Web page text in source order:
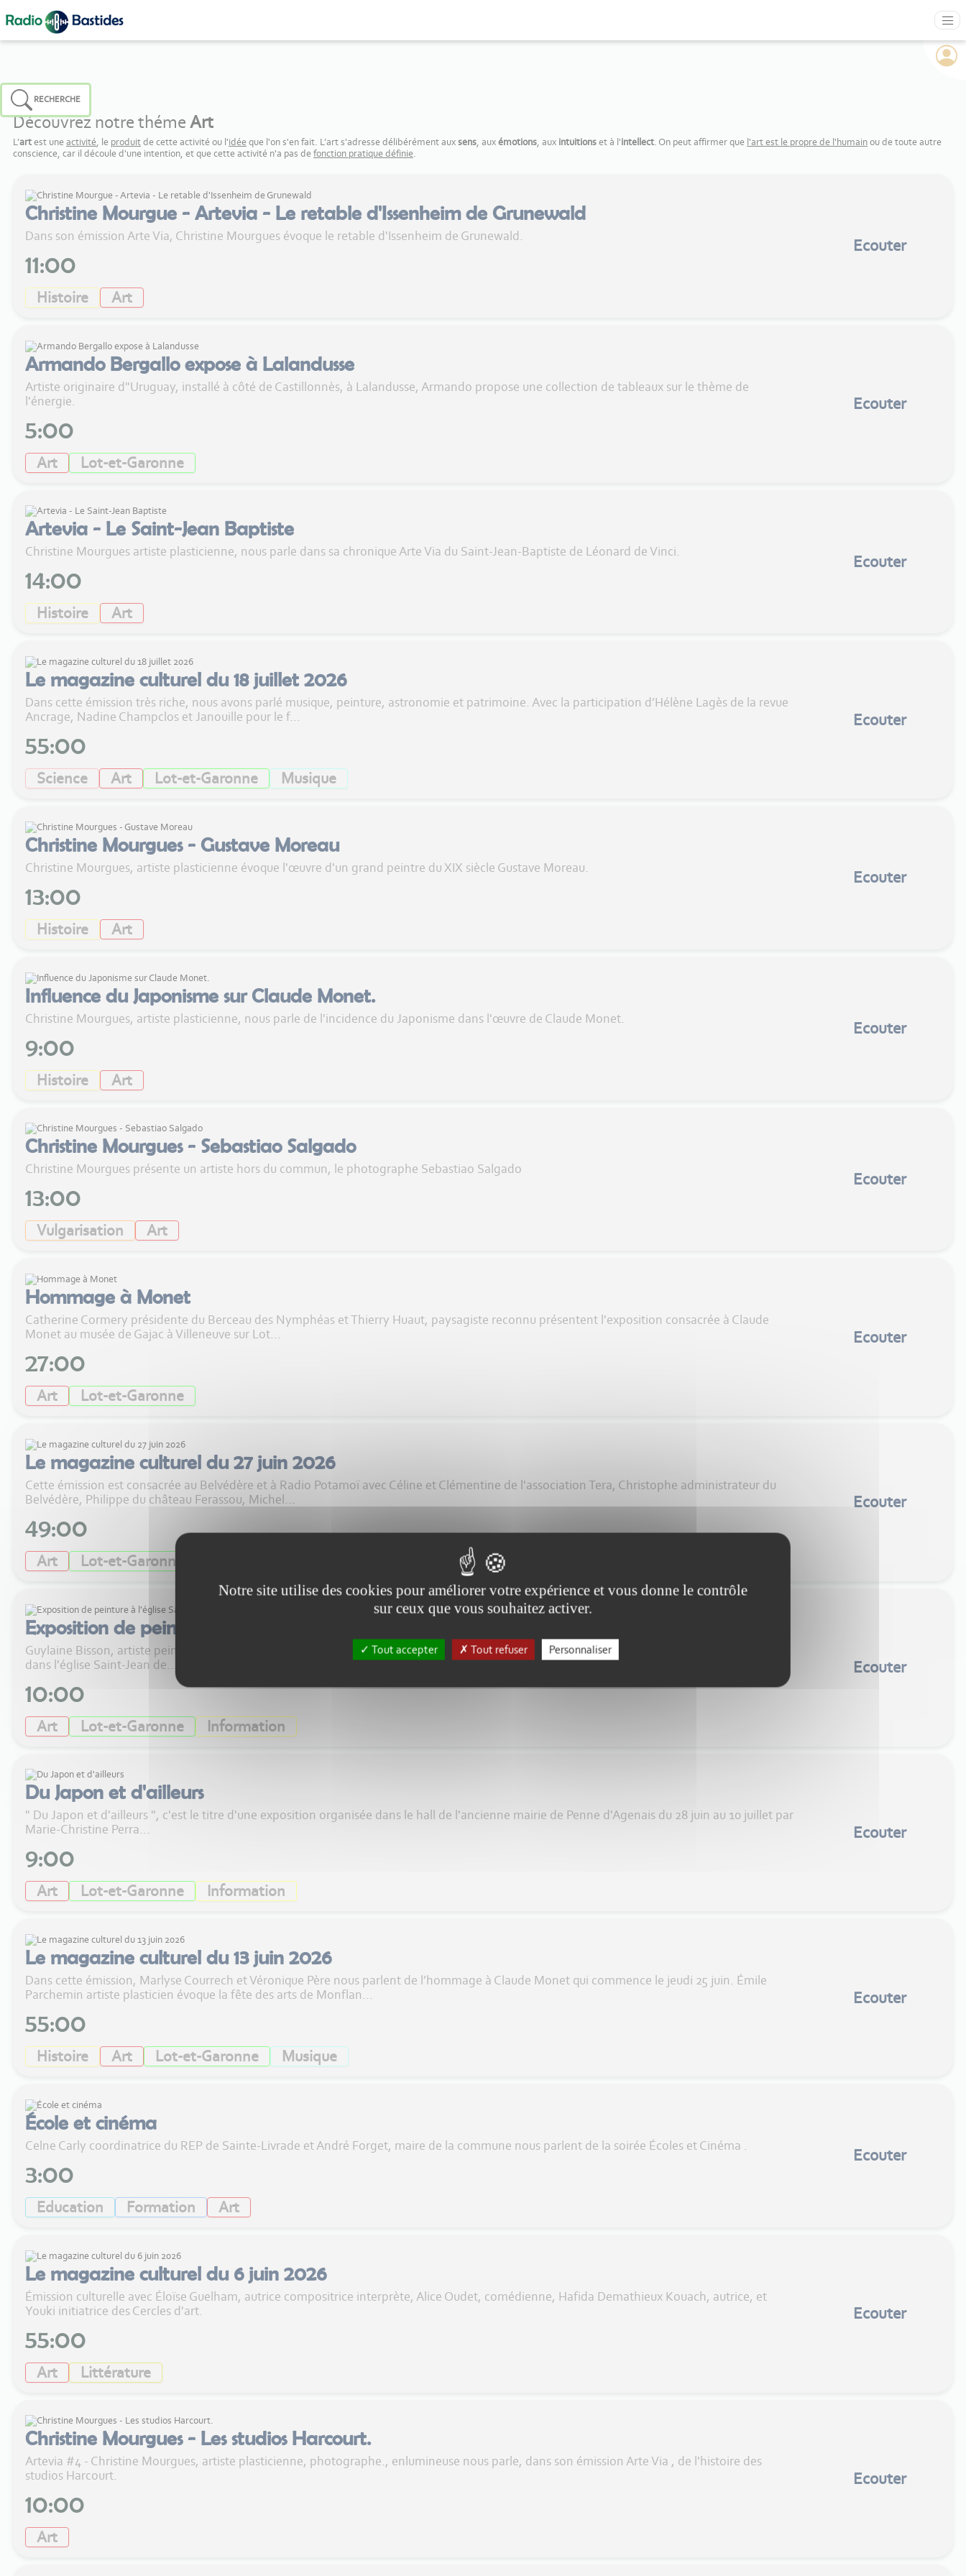
RECHERCHE
Découvrez notre thémeArt
L’artest une activité, le produitde cette activité ou l'idée que l'on s'en fait. L’art s'adresse délibérément auxsens, auxémotions, aux intuitionset à l'intellect. On peut affirmer que l'art est le propre de l'humainou de toute autre
conscience, car il découle d'une intention, et que cette activité n'a pas de fonction pratique définie.
Christine Mourgue - Artevia - Le retable d'Issenheim de Grunewald
Dans son émission Arte Via, Christine Mourgues évoque le retable d'Issenheim de Grunewald.
11:00
Histoire Art
Ecouter
Armando Bergallo expose à Lalandusse
Artiste originaire d"Uruguay, installé à côté de Castillonnès, à Lalandusse, Armando propose une collection de tableaux sur le thème de
l'énergie.
5:00
Art Lot-et-Garonne
Ecouter
Artevia - Le Saint-Jean Baptiste
Christine Mourgues artiste plasticienne, nous parle dans sa chronique Arte Via du Saint-Jean-Baptiste de Léonard de Vinci.
14:00
Histoire Art
Ecouter
Le magazine culturel du 18 juillet 2026
Dans cette émission très riche, nous avons parlé musique, peinture, astronomie et patrimoine. Avec la participation d’Hélène Lagès de la revue
Ancrage, Nadine Champclos et Janouille pour le f...
55:00
Science Art Lot-et-Garonne Musique
Ecouter
Christine Mourgues - Gustave Moreau
Christine Mourgues, artiste plasticienne évoque l'œuvre d'un grand peintre du XIX siècle Gustave Moreau.
13:00
Histoire Art
Ecouter
Influence du Japonisme sur Claude Monet.
Christine Mourgues, artiste plasticienne, nous parle de l'incidence du Japonisme dans l'œuvre de Claude Monet.
9:00
Histoire Art
Ecouter
Christine Mourgues - Sebastiao Salgado
Christine Mourgues présente un artiste hors du commun, le photographe Sebastiao Salgado
13:00
Vulgarisation Art
Ecouter
Hommage à Monet
Catherine Cormery présidente du Berceau des Nymphéas et Thierry Huaut, paysagiste reconnu présentent l'exposition consacrée à Claude
Monet au musée de Gajac à Villeneuve sur Lot...
27:00
Art Lot-et-Garonne
Ecouter
Le magazine culturel du 27 juin 2026
Cette émission est consacrée au Belvédère et à Radio Potamoï avec Céline et Clémentine de l'association Tera, Christophe administrateur du
Belvédère, Philippe du château Ferassou, Michel...
49:00
Art Lot-et-Garonne
Ecouter
Exposition de peinture à l'église Saint-Jean de Balerme
Guylaine Bisson, artiste peintre et autrice présente l'exposition organisée avec une sculptrice, un grapheur et un peintre du 28 juin au 26 juillet,
dans l'église Saint-Jean de...
10:00
Art Lot-et-Garonne Information
Ecouter
Du Japon et d'ailleurs
" Du Japon et d'ailleurs ", c'est le titre d'une exposition organisée dans le hall de l'ancienne mairie de Penne d'Agenais du 28 juin au 10 juillet par
Marie-Christine Perra...
9:00
Art Lot-et-Garonne Information
Ecouter
Le magazine culturel du 13 juin 2026
Dans cette émission, Marlyse Courrech et Véronique Père nous parlent de l’hommage à Claude Monet qui commence le jeudi 25 juin. Émile
Parchemin artiste plasticien évoque la fête des arts de Monflan...
55:00
Histoire Art Lot-et-Garonne Musique
Ecouter
École et cinéma
Celne Carly coordinatrice du REP de Sainte-Livrade et André Forget, maire de la commune nous parlent de la soirée Écoles et Cinéma .
3:00
Education Formation Art
Ecouter
Le magazine culturel du 6 juin 2026
Émission culturelle avec Éloïse Guelham, autrice compositrice interprète, Alice Oudet, comédienne, Hafida Demathieux Kouach, autrice, et
Youki initiatrice des Cercles d'art.
55:00
Art Littérature
Ecouter
Christine Mourgues - Les studios Harcourt.
Artevia #4 - Christine Mourgues, artiste plasticienne, photographe., enlumineuse nous parle, dans son émission Arte Via , de l'histoire des
studios Harcourt.
10:00
Art
Ecouter
Notre site utilise des cookies pour améliorer votre expérience et vous donne le contrôle
sur ceux que vous souhaitez activer.
Tout accepter Tout refuser Personnaliser